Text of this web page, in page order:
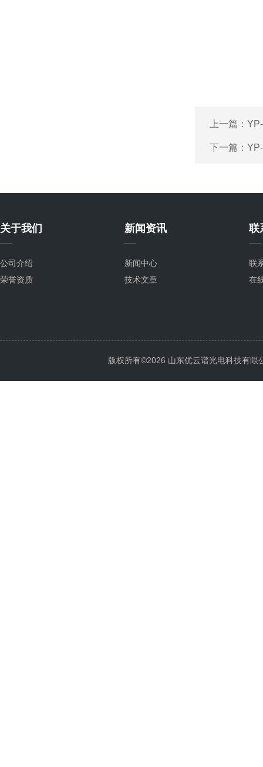
上一篇：
下一篇：
关于我们
公司介绍
荣誉资质
新闻资讯
新闻中心
技术文章
联
联
在
版权所有©2026 山东优云谱光电科技有